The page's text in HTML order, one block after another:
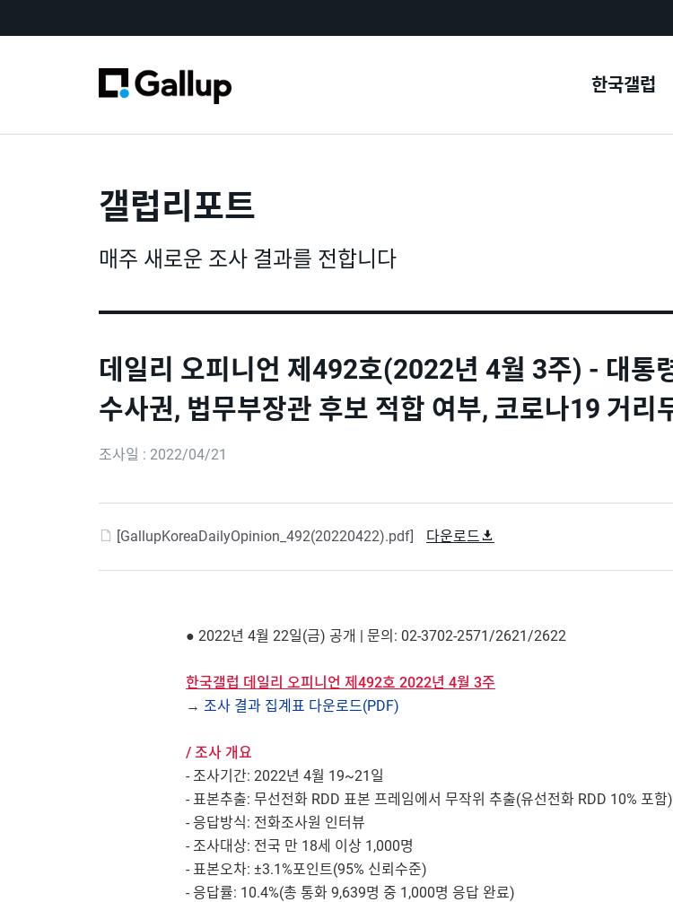
한국갤럽
갤럽리포트
매주 새로운 조사 결과를 전합니다
데일리 오피니언 제492호(2022년 4월 3주) - 대통
수사권, 법무부장관 후보 적합 여부, 코로나19 거리
조사일 : 2022/04/21
[GallupKoreaDailyOpinion_492(20220422).pdf] 다운로드
● 2022년 4월 22일(금) 공개 | 문의: 02-3702-2571/2621/2622
한국갤럽 데일리 오피니언 제492호 2022년 4월 3주
→ 조사 결과 집계표 다운로드(PDF)
/ 조사 개요
- 조사기간: 2022년 4월 19~21일
- 표본추출: 무선전화 RDD 표본 프레임에서 무작위 추출(유선전화 RDD 10% 포함)
- 응답방식: 전화조사원 인터뷰
- 조사대상: 전국 만 18세 이상 1,000명
- 표본오차: ±3.1%포인트(95% 신뢰수준)
- 응답률: 10.4%(총 통화 9,639명 중 1,000명 응답 완료)